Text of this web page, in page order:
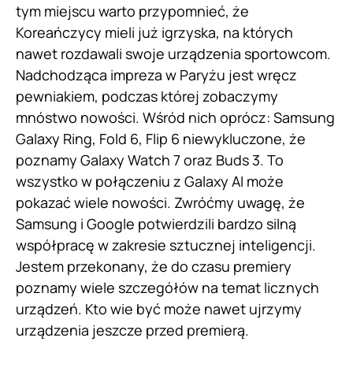
tym miejscu warto przypomnieć, że
Koreańczycy mieli już igrzyska, na których
nawet rozdawali swoje urządzenia sportowcom.
Nadchodząca impreza w Paryżu jest wręcz
pewniakiem, podczas której zobaczymy
mnóstwo nowości. Wśród nich oprócz: Samsung
Galaxy Ring, Fold 6, Flip 6 niewykluczone, że
poznamy Galaxy Watch 7 oraz Buds 3. To
wszystko w połączeniu z Galaxy AI może
pokazać wiele nowości. Zwróćmy uwagę, że
Samsung i Google potwierdzili bardzo silną
współpracę w zakresie sztucznej inteligencji.
Jestem przekonany, że do czasu premiery
poznamy wiele szczegółów na temat licznych
urządzeń. Kto wie być może nawet ujrzymy
urządzenia jeszcze przed premierą.